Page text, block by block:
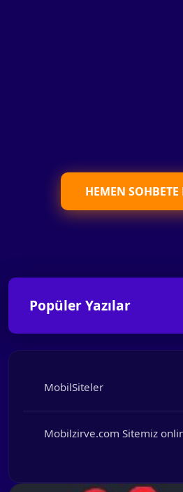
HEMEN
Popüler Yazılar
MobilSiteler
Mobilzirve.com Sitemiz